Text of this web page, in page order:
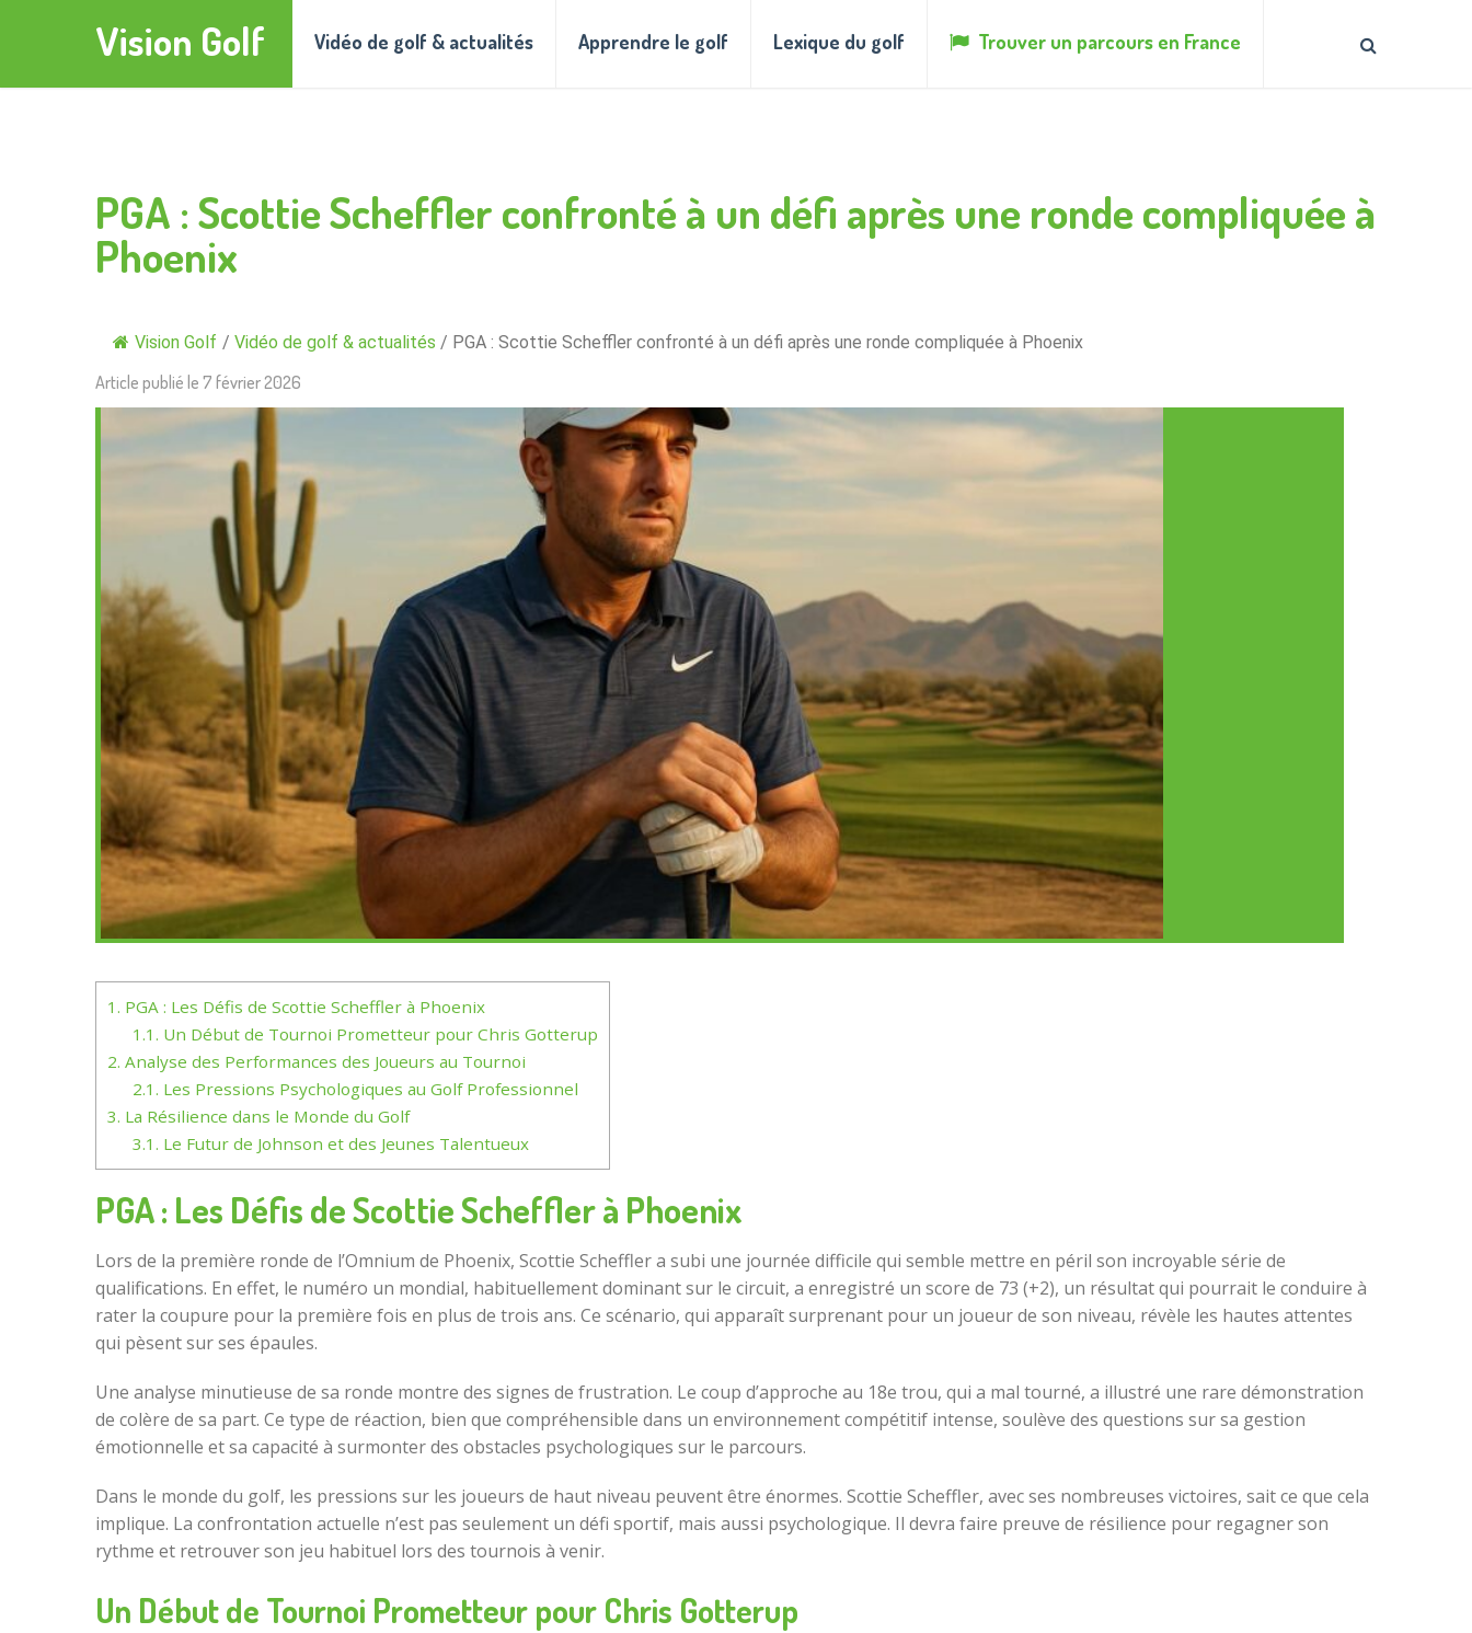
Vision Golf Vidéo de golf & actualités Apprendre le golf Lexique du golf Trouver un parcours en France
PGA : Scottie Scheffler confronté à un défi après une ronde compliquée à
Phoenix
Vision Golf / Vidéo de golf & actualités / PGA : Scottie Scheffler confronté à un défi après une ronde compliquée à Phoenix
Article publié le 7 février 2026
1. PGA : Les Défis de Scottie Scheffler à Phoenix
1.1. Un Début de Tournoi Prometteur pour Chris Gotterup
2. Analyse des Performances des Joueurs au Tournoi
2.1. Les Pressions Psychologiques au Golf Professionnel
3. La Résilience dans le Monde du Golf
3.1. Le Futur de Johnson et des Jeunes Talentueux
PGA : Les Défis de Scottie Scheffler à Phoenix
Lors de la première ronde de l’Omnium de Phoenix, Scottie Scheffler a subi une journée difficile qui semble mettre en péril son incroyable série de
qualifications. En effet, le numéro un mondial, habituellement dominant sur le circuit, a enregistré un score de 73 (+2), un résultat qui pourrait le conduire à
rater la coupure pour la première fois en plus de trois ans. Ce scénario, qui apparaît surprenant pour un joueur de son niveau, révèle les hautes attentes
qui pèsent sur ses épaules.
Une analyse minutieuse de sa ronde montre des signes de frustration. Le coup d’approche au 18e trou, qui a mal tourné, a illustré une rare démonstration
de colère de sa part. Ce type de réaction, bien que compréhensible dans un environnement compétitif intense, soulève des questions sur sa gestion
émotionnelle et sa capacité à surmonter des obstacles psychologiques sur le parcours.
Dans le monde du golf, les pressions sur les joueurs de haut niveau peuvent être énormes. Scottie Scheffler, avec ses nombreuses victoires, sait ce que cela
implique. La confrontation actuelle n’est pas seulement un défi sportif, mais aussi psychologique. Il devra faire preuve de résilience pour regagner son
rythme et retrouver son jeu habituel lors des tournois à venir.
Un Début de Tournoi Prometteur pour Chris Gotterup